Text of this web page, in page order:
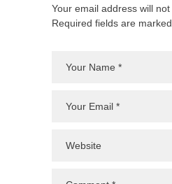
Your email address will not
Required fields are